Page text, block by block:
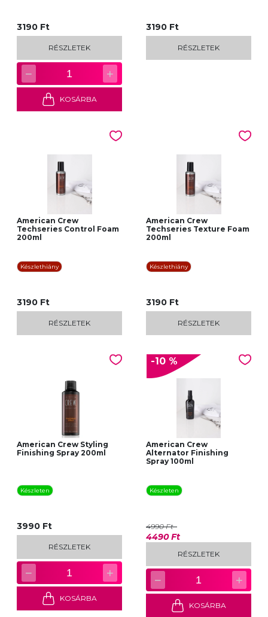
3190 Ft
RÉSZLETEK
− 1 +
KOSÁRBA
3190 Ft
RÉSZLETEK
American Crew
Techseries Control Foam
200ml
Készlethiány
3190 Ft
RÉSZLETEK
American Crew
Techseries Texture Foam
200ml
Készlethiány
3190 Ft
RÉSZLETEK
American Crew Styling
Finishing Spray 200ml
Készleten
3990 Ft
RÉSZLETEK
− 1 +
KOSÁRBA
-10 %
American Crew
Alternator Finishing
Spray 100ml
Készleten
4990 Ft
4490 Ft
RÉSZLETEK
− 1 +
KOSÁRBA